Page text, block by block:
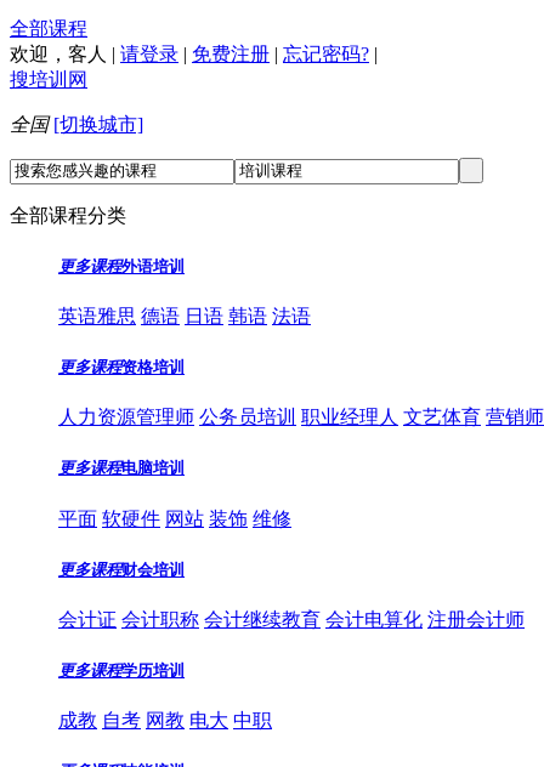
全部课程
欢迎， 客人 | 请登录 | 免费注册 | 忘记密码? |
搜培训网
全国 [切换城市]
全部课程分类
更多课程外语培训
英语雅思 德语 日语 韩语 法语
更多课程资格培训
人力资源管理师 公务员培训 职业经理人 文艺体育 营销
更多课程电脑培训
平面 软硬件 网站 装饰 维修
更多课程财会培训
会计证 会计职称 会计继续教育 会计电算化 注册会计师
更多课程学历培训
成教 自考 网教 电大 中职